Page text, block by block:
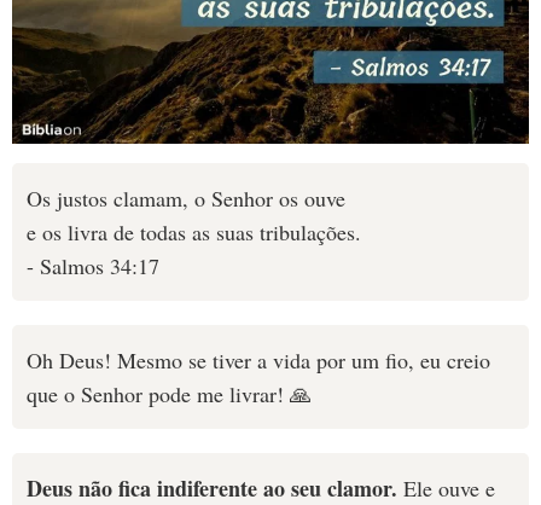
Os justos clamam, o Senhor os ouve
e os livra de todas as suas tribulações.
- Salmos 34:17
Oh Deus! Mesmo se tiver a vida por um fio, eu creio
que o Senhor pode me livrar! 🙏
Deus não fica indiferente ao seu clamor. Ele ouve e